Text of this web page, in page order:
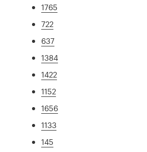
1765
722
637
1384
1422
1152
1656
1133
145